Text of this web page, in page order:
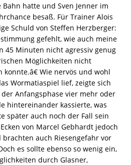
hatte und Sven Jenner im
besaß. Für Trainer Alois
Schuld von Steffen Herzberger:
gefehlt, wie auch meine
45 Minuten nicht agressiv genug
Möglichkeiten nicht
Wie nervös und wohl
Wormatiaspiel lief, zeigte sich
Anfangsphase vier mehr oder
hintereinander kassierte, was
später auch noch der Fall sein
von Marcel Gebhardt jedoch
auch Riesengefahr vor
es sollte ebenso so wenig ein,
durch Glasner,